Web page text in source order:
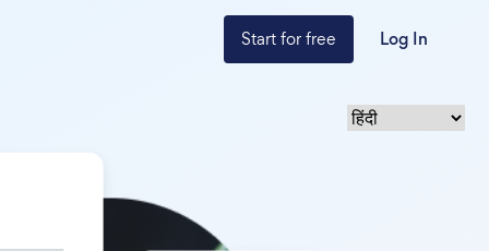
Start for free Log In